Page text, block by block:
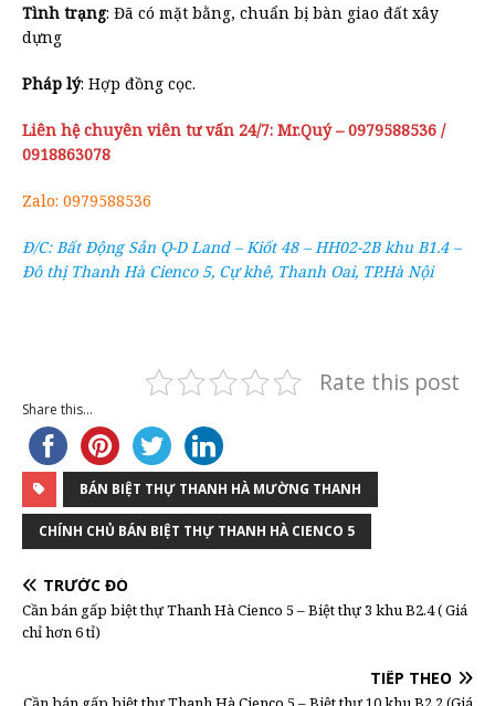
Tình trạng: Đã có mặt bằng, chuẩn bị bàn giao đất xây
dựng
Pháp lý: Hợp đồng cọc.
Liên hệ chuyên viên tư vấn 24/7: Mr.Quý – 0979588536 /
0918863078
Zalo: 0979588536
Đ/C: Bất Động Sản Q-D Land – Kiốt 48 – HH02-2B khu B1.4 –
Đô thị Thanh Hà Cienco 5, Cự khê, Thanh Oai, TP.Hà Nội
Rate this post
Share this...
BÁN BIỆT THỰ THANH HÀ MƯỜNG THANH
CHÍNH CHỦ BÁN BIỆT THỰ THANH HÀ CIENCO 5
TRƯỚC ĐÓ
Cần bán gấp biệt thự Thanh Hà Cienco 5 – Biệt thự 3 khu B2.4 ( Giá
chỉ hơn 6 tỉ)
TIẾP THEO